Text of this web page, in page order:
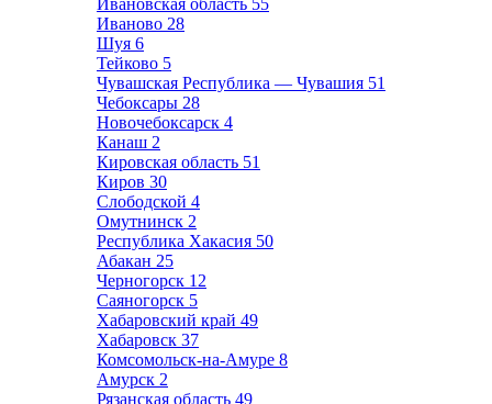
Ивановская область 55
Иваново 28
Шуя 6
Тейково 5
Чувашская Республика — Чувашия 51
Чебоксары 28
Новочебоксарск 4
Канаш 2
Кировская область 51
Киров 30
Слободской 4
Омутнинск 2
Республика Хакасия 50
Абакан 25
Черногорск 12
Саяногорск 5
Хабаровский край 49
Хабаровск 37
Комсомольск-на-Амуре 8
Амурск 2
Рязанская область 49